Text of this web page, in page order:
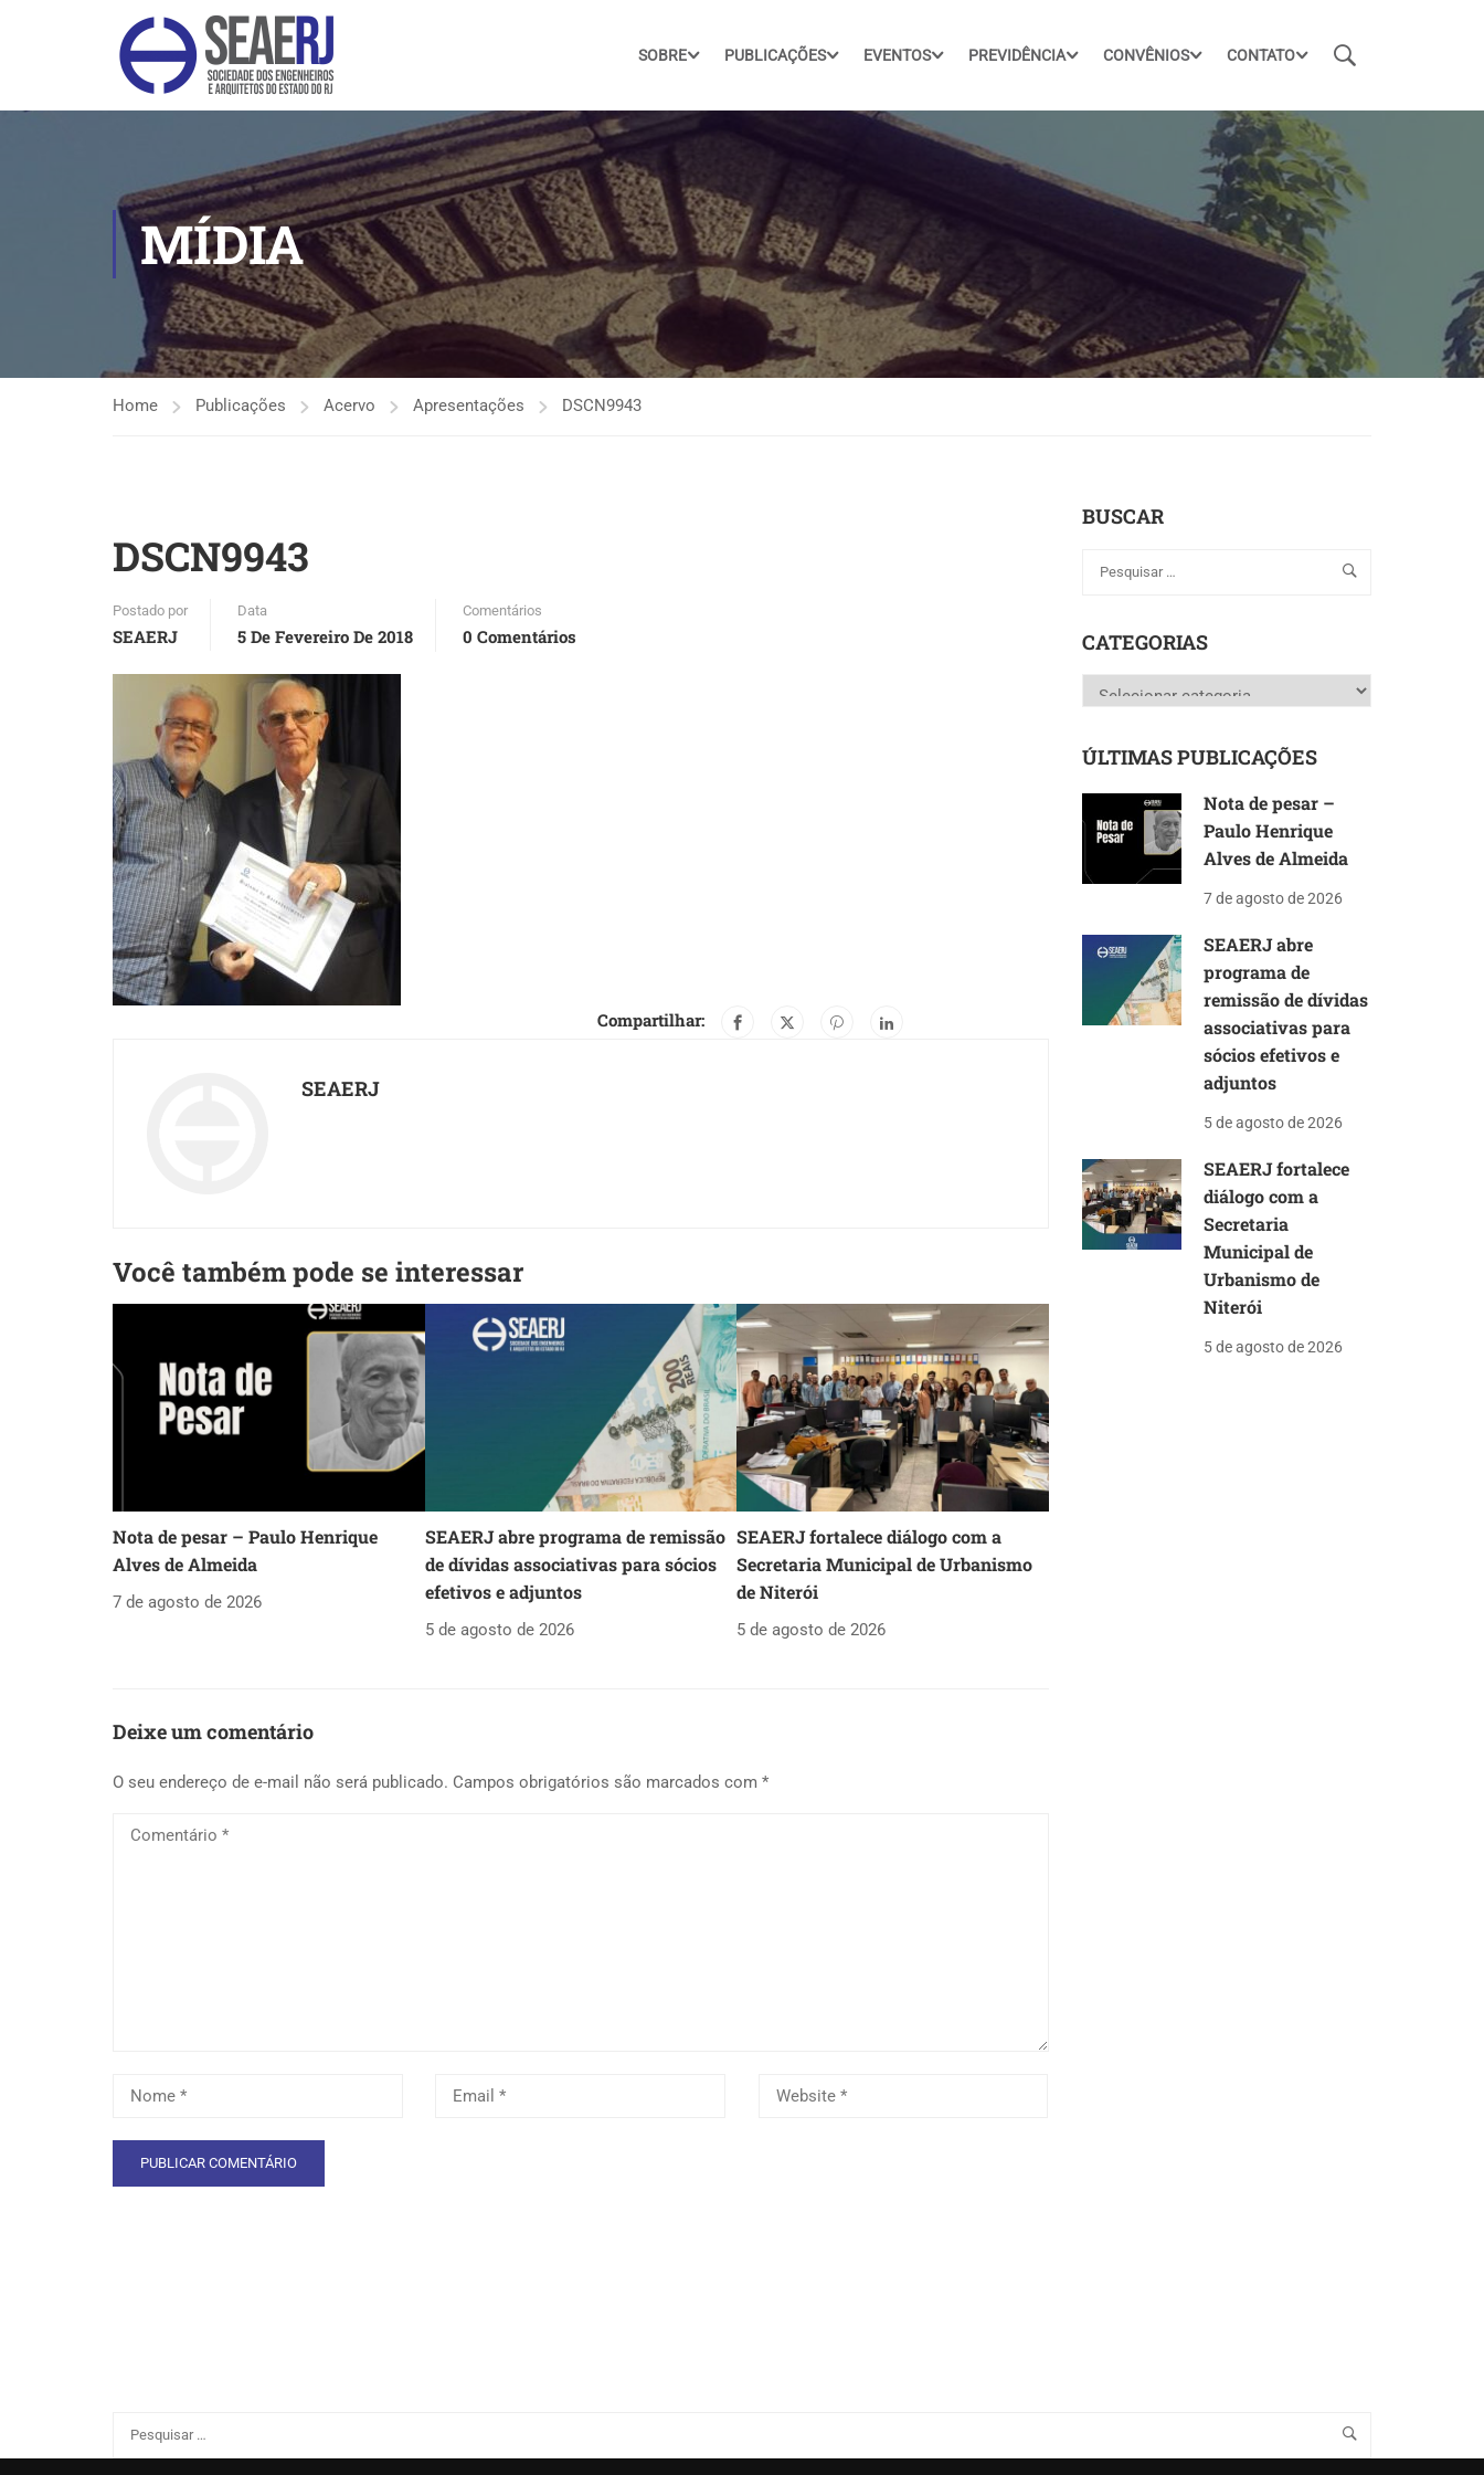
SOBRE PUBLICAÇÕES EVENTOS PREVIDÊNCIA CONVÊNIOS CONTATO
MÍDIA
Home Publicações Acervo Apresentações DSCN9943
DSCN9943
Postado por
SEAERJ
Data
5 De Fevereiro De 2018
Comentários
0 Comentários
Compartilhar:
SEAERJ
Você também pode se interessar
Nota de pesar – Paulo Henrique
Alves de Almeida
7 de agosto de 2026
SEAERJ abre programa de remissão
de dívidas associativas para sócios
efetivos e adjuntos
5 de agosto de 2026
SEAERJ fortalece diálogo com a
Secretaria Municipal de Urbanismo
de Niterói
5 de agosto de 2026
Deixe um comentário
O seu endereço de e-mail não será publicado. Campos obrigatórios são marcados com *
BUSCAR
CATEGORIAS
Categorias
ÚLTIMAS PUBLICAÇÕES
Nota de pesar –
Paulo Henrique
Alves de Almeida
7 de agosto de 2026
SEAERJ abre
programa de
remissão de dívidas
associativas para
sócios efetivos e
adjuntos
5 de agosto de 2026
SEAERJ fortalece
diálogo com a
Secretaria
Municipal de
Urbanismo de
Niterói
5 de agosto de 2026